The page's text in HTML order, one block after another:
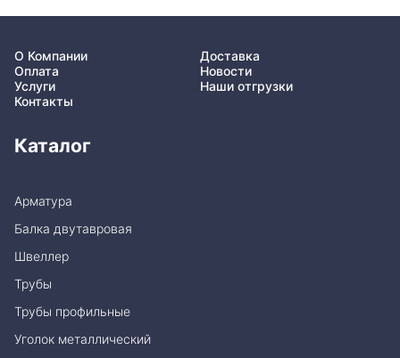
О Компании
Доставка
Оплата
Новости
Услуги
Наши отгрузки
Контакты
Каталог
Арматура
Балка двутавровая
Швеллер
Трубы
Трубы профильные
Уголок металлический